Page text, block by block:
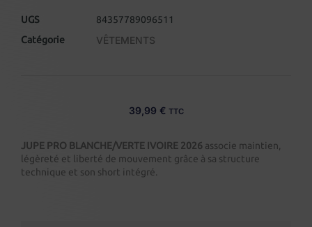
UGS
84357789096511
Catégorie
VÊTEMENTS
39,99 € TTC
JUPE PRO BLANCHE/VERTE IVOIRE 2026 associe maintien,
légèreté et liberté de mouvement grâce à sa structure
technique et son short intégré.